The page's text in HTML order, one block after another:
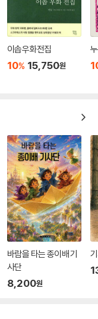
이솝우화전집
10% 15,750원
바람을 타는 종이배 기
사단
8,200원